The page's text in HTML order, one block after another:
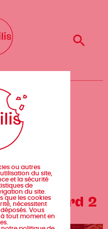
x Bouclard 2
Bouclard 2
ou autres
du site,
et la sécurité
de
du site.
que les cookies
nécessitent
Vous
tout moment en